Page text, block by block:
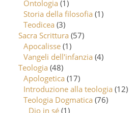
Ontologia (1)
Storia della filosofia (1)
Teodicea (3)
Sacra Scrittura (57)
Apocalisse (1)
Vangeli dell'infanzia (4)
Teologia (48)
Apologetica (17)
Introduzione alla teologia (12)
Teologia Dogmatica (76)
Dio in sé (1)